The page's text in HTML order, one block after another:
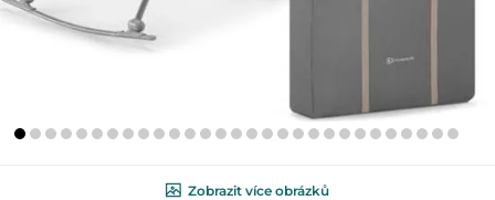
Zobrazit více obrázků